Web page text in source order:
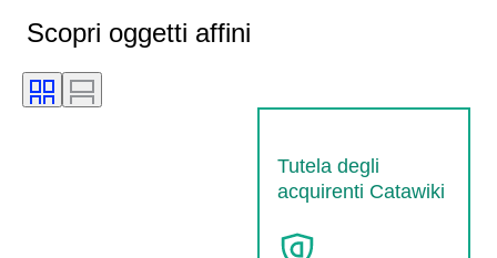
Scopri oggetti affini
Tutela degli
acquirenti Catawiki